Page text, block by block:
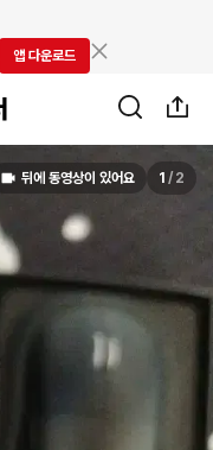
앱 다운로드
뒤에 동영상이 있어요 1 / 2